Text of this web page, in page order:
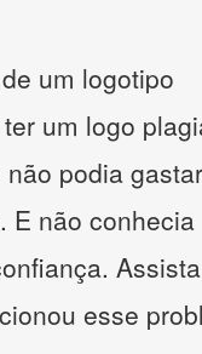
um logotipo
um logo
podia gastar
E não conhecia
esse